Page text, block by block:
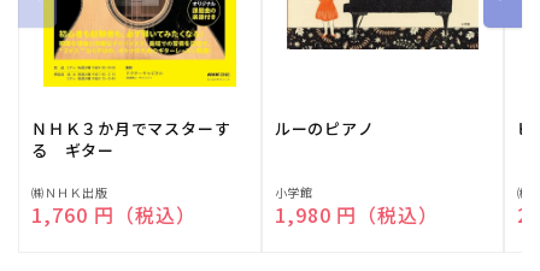
ＮＨＫ３か月でマスターす
る ギター
販
売
㈱ＮＨＫ出版
通常価格
1,760 円（税込）
ルーのピアノ
販
売
小学館
通常価格
1,980 円（税込）
ピ
販
売
㈱